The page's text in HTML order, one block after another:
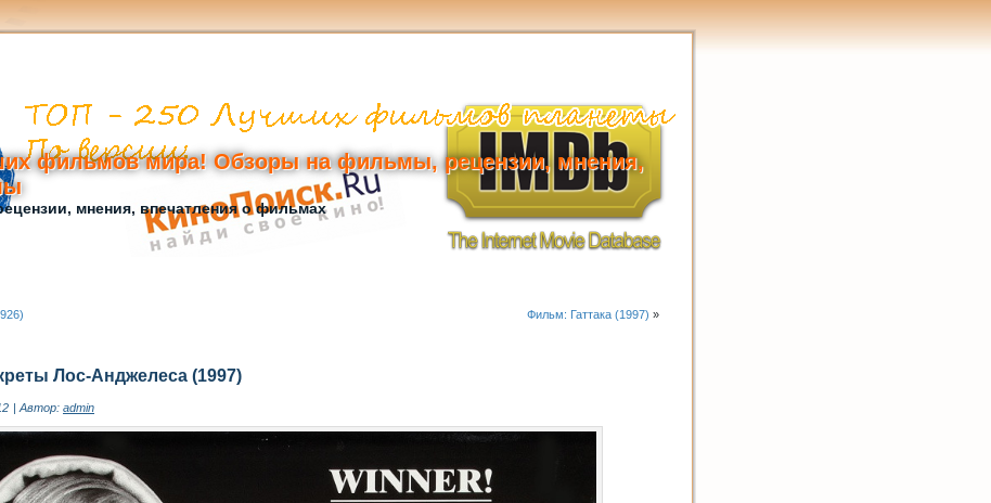
фильмов мира! Обзоры на фильмы, рецензии, мнения,
мнения, впечатления о фильмах
Фильм: Гаттака (1997) »
Лос-Анджелеса (1997)
| Автор: admin